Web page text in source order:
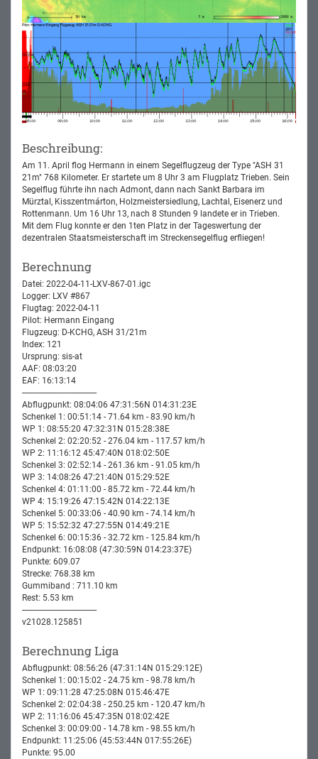
Beschreibung:
Am 11. April flog Hermann in einem Segelflugzeug der Type "ASH 31
21m" 768 Kilometer. Er startete um 8 Uhr 3 am Flugplatz Trieben. Sein
Segelflug führte ihn nach Admont, dann nach Sankt Barbara im
Mürztal, Kisszentmárton, Holzmeistersiedlung, Lachtal, Eisenerz und
Rottenmann. Um 16 Uhr 13, nach 8 Stunden 9 landete er in Trieben.
Mit dem Flug konnte er den 1ten Platz in der Tageswertung der
dezentralen Staatsmeisterschaft im Streckensegelflug erfliegen!
Berechnung
Datei: 2022-04-11-LXV-867-01.igc
Logger: LXV #867
Flugtag: 2022-04-11
Pilot: Hermann Eingang
Flugzeug: D-KCHG, ASH 31/21m
Index: 121
Ursprung: sis-at
AAF: 08:03:20
EAF: 16:13:14
-----------------------------------
Abflugpunkt: 08:04:06 47:31:56N 014:31:23E
Schenkel 1: 00:51:14 - 71.64 km - 83.90 km/h
WP 1: 08:55:20 47:32:31N 015:28:38E
Schenkel 2: 02:20:52 - 276.04 km - 117.57 km/h
WP 2: 11:16:12 45:47:40N 018:02:50E
Schenkel 3: 02:52:14 - 261.36 km - 91.05 km/h
WP 3: 14:08:26 47:21:40N 015:29:52E
Schenkel 4: 01:11:00 - 85.72 km - 72.44 km/h
WP 4: 15:19:26 47:15:42N 014:22:13E
Schenkel 5: 00:33:06 - 40.90 km - 74.14 km/h
WP 5: 15:52:32 47:27:55N 014:49:21E
Schenkel 6: 00:15:36 - 32.72 km - 125.84 km/h
Endpunkt: 16:08:08 (47:30:59N 014:23:37E)
Punkte: 609.07
Strecke: 768.38 km
Gummiband : 711.10 km
Rest: 5.53 km
-----------------------------------
v21028.125851
Berechnung Liga
Abflugpunkt: 08:56:26 (47:31:14N 015:29:12E)
Schenkel 1: 00:15:02 - 24.75 km - 98.78 km/h
WP 1: 09:11:28 47:25:08N 015:46:47E
Schenkel 2: 02:04:38 - 250.25 km - 120.47 km/h
WP 2: 11:16:06 45:47:35N 018:02:42E
Schenkel 3: 00:09:00 - 14.78 km - 98.55 km/h
Endpunkt: 11:25:06 (45:53:44N 017:55:26E)
Punkte: 95.00